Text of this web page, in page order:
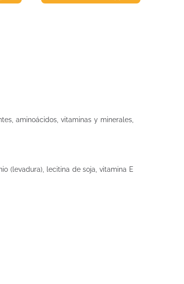
aminoácidos, vitaminas y minerales,
(levadura), lecitina de soja, vitamina E